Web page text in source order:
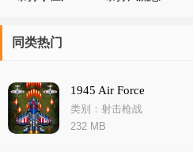
同类热门
1945 Air Force
类别：射击枪战
232 MB